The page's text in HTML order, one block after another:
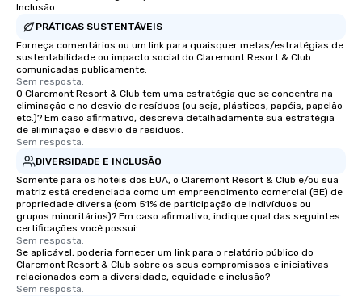
Inclusão
PRÁTICAS SUSTENTÁVEIS
Forneça comentários ou um link para quaisquer metas/estratégias de
sustentabilidade ou impacto social do Claremont Resort & Club
comunicadas publicamente.
Sem resposta.
O Claremont Resort & Club tem uma estratégia que se concentra na
eliminação e no desvio de resíduos (ou seja, plásticos, papéis, papelão
etc.)? Em caso afirmativo, descreva detalhadamente sua estratégia
de eliminação e desvio de resíduos.
Sem resposta.
DIVERSIDADE E INCLUSÃO
Somente para os hotéis dos EUA, o Claremont Resort & Club e/ou sua
matriz está credenciada como um empreendimento comercial (BE) de
propriedade diversa (com 51% de participação de indivíduos ou
grupos minoritários)? Em caso afirmativo, indique qual das seguintes
certificações você possui:
Sem resposta.
Se aplicável, poderia fornecer um link para o relatório público do
Claremont Resort & Club sobre os seus compromissos e iniciativas
relacionados com a diversidade, equidade e inclusão?
Sem resposta.